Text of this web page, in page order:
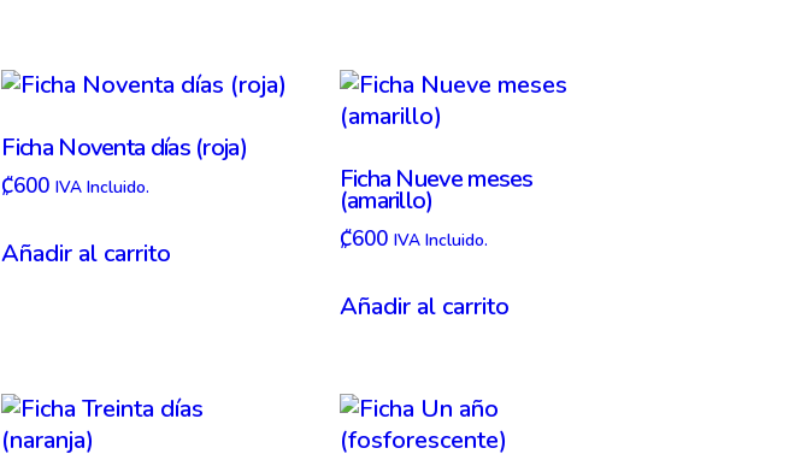
Ficha Noventa días (roja)
₡600 IVA Incluido.
Añadir al carrito
Ficha Nueve meses
(amarillo)
₡600 IVA Incluido.
Añadir al carrito